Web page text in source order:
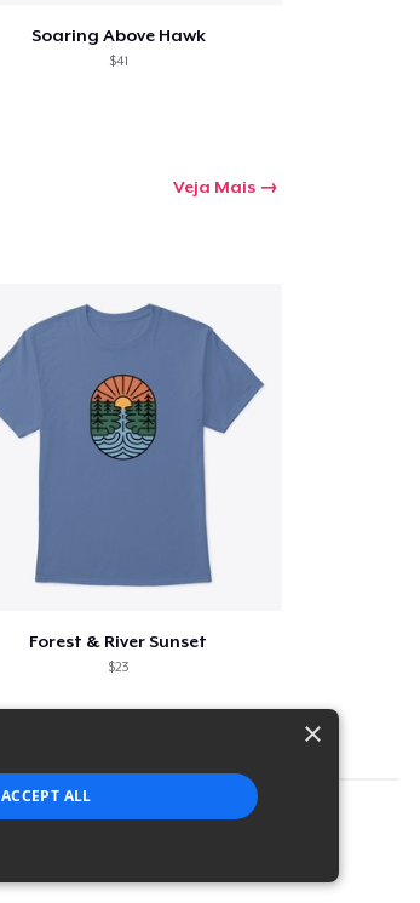
Soaring Above Hawk
$41
Veja Mais
Forest & River Sunset
$23
×
ACCEPT ALL